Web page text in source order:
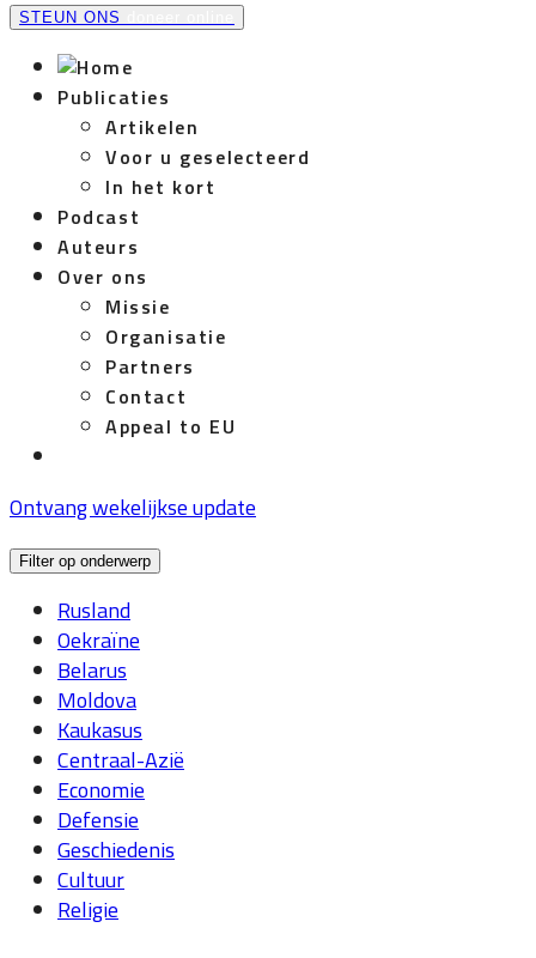
STEUN ONS
Publicaties
Artikelen
Voor u geselecteerd
In het kort
Podcast
Auteurs
Over ons
Missie
Organisatie
Partners
Contact
Appeal to EU
Ontvang wekelijkse update
Filter op onderwerp
Rusland
Oekraïne
Belarus
Moldova
Kaukasus
Centraal-Azië
Economie
Defensie
Geschiedenis
Cultuur
Religie